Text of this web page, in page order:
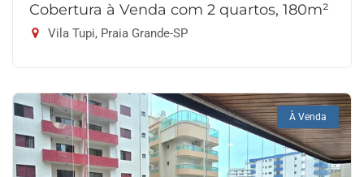
Cobertura à Venda com 2 quartos, 180m²
Vila Tupi, Praia Grande-SP
À Venda